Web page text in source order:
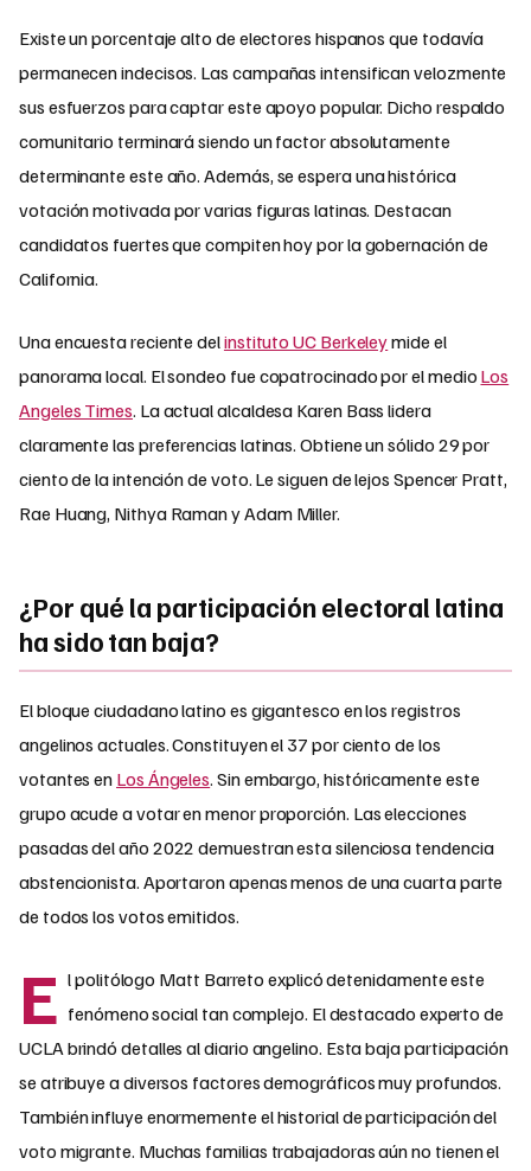
Existe un porcentaje alto de electores hispanos que todavía
permanecen indecisos. Las campañas intensifican velozmente
sus esfuerzos para captar este apoyo popular. Dicho respaldo
comunitario terminará siendo un factor absolutamente
determinante este año. Además, se espera una histórica
votación motivada por varias figuras latinas. Destacan
candidatos fuertes que compiten hoy por la gobernación de
California.
Una encuesta reciente delinstituto UC Berkeleymide el
panorama local. El sondeo fue copatrocinado por el medio Los
Angeles Times. La actual alcaldesa Karen Bass lidera
claramente las preferencias latinas. Obtiene un sólido 29 por
ciento de la intención de voto. Le siguen de lejos Spencer Pratt,
Rae Huang, Nithya Raman y Adam Miller.
¿Por qué la participación electoral latina
ha sido tan baja?
El bloque ciudadano latino es gigantesco en los registros
angelinos actuales. Constituyen el 37 por ciento de los
votantes en Los Ángeles. Sin embargo, históricamente este
grupo acude a votar en menor proporción. Las elecciones
pasadas del año 2022 demuestran esta silenciosa tendencia
abstencionista. Aportaron apenas menos de una cuarta parte
de todos los votos emitidos.
E l politólogo Matt Barreto explicó detenidamente este
fenómeno social tan complejo. El destacado experto de
UCLA brindó detalles al diario angelino. Esta baja participación
se atribuye a diversos factores demográficos muy profundos.
También influye enormemente el historial de participación del
voto migrante. Muchas familias trabajadoras aún no tienen el